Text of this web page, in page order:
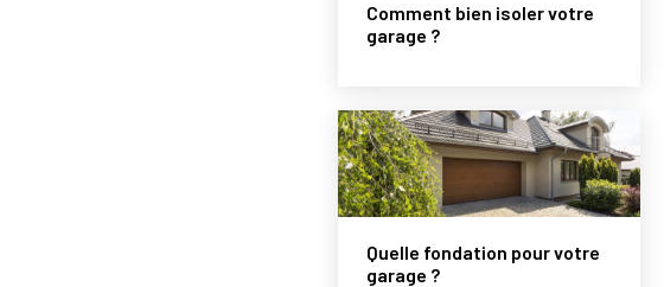
Comment bien isoler votre
garage ?
Quelle fondation pour votre
garage ?